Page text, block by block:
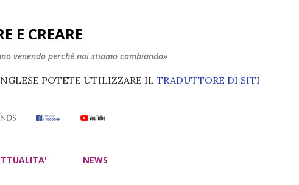
E CREARE
venendo perché noi stiamo cambiando»
POTETE UTILIZZARE IL TRADUTTORE DI SITI
NEWS